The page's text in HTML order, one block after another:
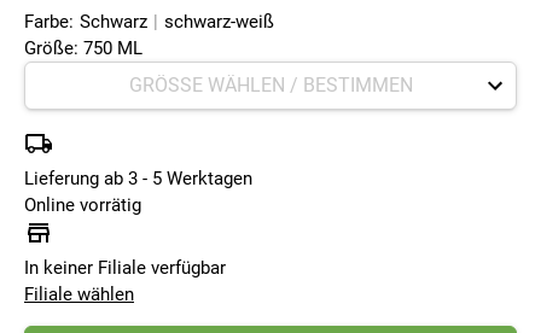
Farbe: Schwarz | schwarz-weiß
Größe: 750 ML
Lieferung ab 3 - 5 Werktagen
Online vorrätig
In keiner Filiale verfügbar
Filiale wählen